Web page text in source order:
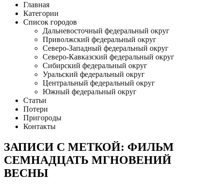
Главная
Категории
Список городов
Дальневосточный федеральный округ
Приволжский федеральный округ
Северо-Западный федеральный округ
Северо-Кавказский федеральный округ
Сибирский федеральный округ
Уральский федеральный округ
Центральный федеральный округ
Южный федеральный округ
Статьи
Потери
Пригороды
Контакты
ЗАПИСИ С МЕТКОЙ: ФИЛЬМ
СЕМНАДЦАТЬ МГНОВЕНИЙ
ВЕСНЫ